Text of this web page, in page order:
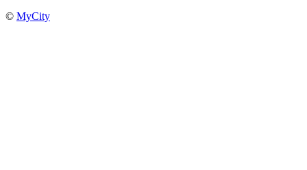
© MyCity